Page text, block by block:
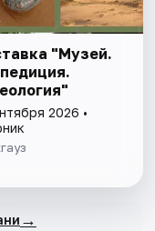
"Музей.
2026 •
→